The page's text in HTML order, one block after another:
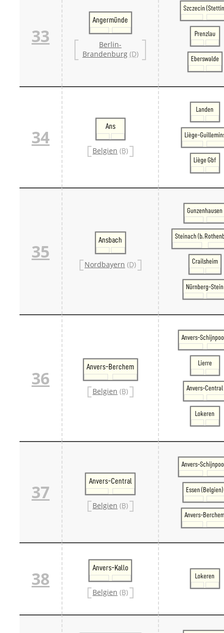
33
Angermünde
Berlin-
Brandenburg (D)
Szczecin
Prenzlau
Eberswalde
34
Ans
Belgien (B)
Landen
Liège-
Liège Gbf
35
Ansbach
Nordbayern (D)
Gunzenhausen
Steinach (b.
Crailsheim
Nürnberg-Stein
36
Anvers-Berchem
Belgien (B)
Anvers-
Lierre
Anvers-Central
Lokeren
37
Anvers-Central
Belgien (B)
Anvers-
Essen (Belgien)
Anvers-
38
Anvers-Kallo
Belgien (B)
Lokeren